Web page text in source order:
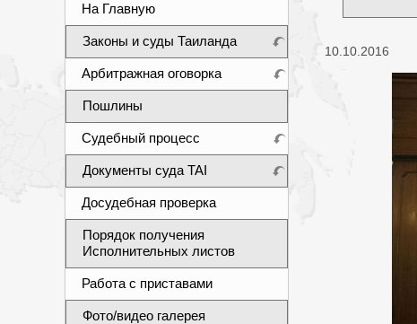
На Главную
Законы и суды Таиланда
Арбитражная оговорка
Пошлины
Судебный процесс
Документы суда TAI
Досудебная проверка
Порядок получения
Исполнительных листов
Работа с приставами
Фото/видео галерея
10.10.2016